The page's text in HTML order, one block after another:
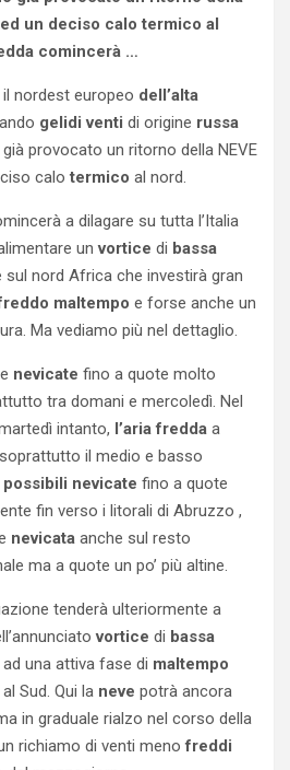
un deciso calo termico al
comincerà …
nordest europeo dell’alta
gelidi venti di origine russa
provocato un ritorno della NEVE
calotermico al nord.
a dilagare su tutta l’Italia
unvortice di bassa
sul nord Africa che investirà gran
maltempo e forse anche un
Ma vediamo più nel dettaglio.
nevicate fino a quote molto
tra domani e mercoledì. Nel
intanto, l’aria fredda a
il medio e basso
possibili nevicate fino a quote
fin verso i litorali di Abruzzo ,
nevicata anche sul resto
ma a quote un po’ più altine.
tenderà ulteriormente a
vortice di bassa
una attiva fase di maltempo
Sud. Qui la neve potrà ancora
in graduale rialzo nel corso della
richiamo di venti menofreddi